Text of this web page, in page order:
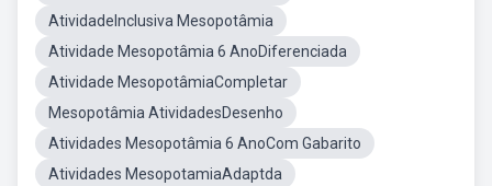
AtividadeInclusiva Mesopotâmia
Atividade Mesopotâmia 6 AnoDiferenciada
Atividade MesopotâmiaCompletar
Mesopotâmia AtividadesDesenho
Atividades Mesopotâmia 6 AnoCom Gabarito
Atividades MesopotamiaAdaptda